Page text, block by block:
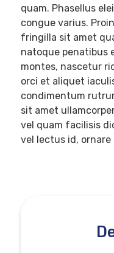
quam. Phasellus
congue varius.
fringilla sit amet
natoque penatibus
montes, nascetur
orci et aliquet
condimentum
sit amet
vel quam facilisis
vel lectus id,